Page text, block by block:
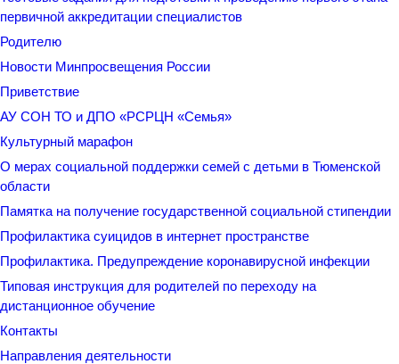
первичной аккредитации специалистов
Родителю
Новости Минпросвещения России
Приветствие
АУ СОН ТО и ДПО «РСРЦН «Семья»
Культурный марафон
О мерах социальной поддержки семей с детьми в Тюменской
области
Памятка на получение государственной социальной стипендии
Профилактика суицидов в интернет пространстве
Профилактика. Предупреждение коронавирусной инфекции
Типовая инструкция для родителей по переходу на
дистанционное обучение
Контакты
Направления деятельности